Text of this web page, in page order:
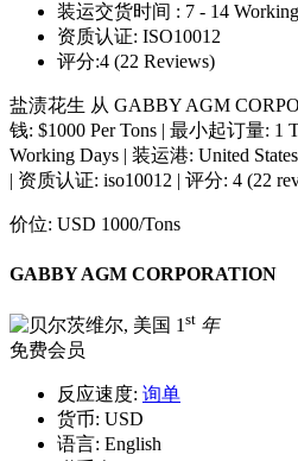
装运交货时间 : 7 - 14
资质认证: ISO10012
评分:4 (22 Reviews)
盐渍花生 从 GABBY AGM
钱: $1000 Per Tons | 最小起订量: 1
Working Days | 装运港: United
| 资质认证: iso10012 | 评分: 4 (22
价位: USD 1000/Tons
GABBY AGM CORPORATION
1 st 年
免费会员
反应速度: 询单
货币: USD
语言: English